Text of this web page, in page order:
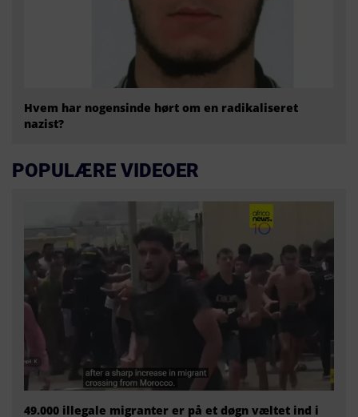
Hvem har nogensinde hørt om en radikaliseret
nazist?
POPULÆRE VIDEOER
49.000 illegale migranter er på et døgn væltet ind i